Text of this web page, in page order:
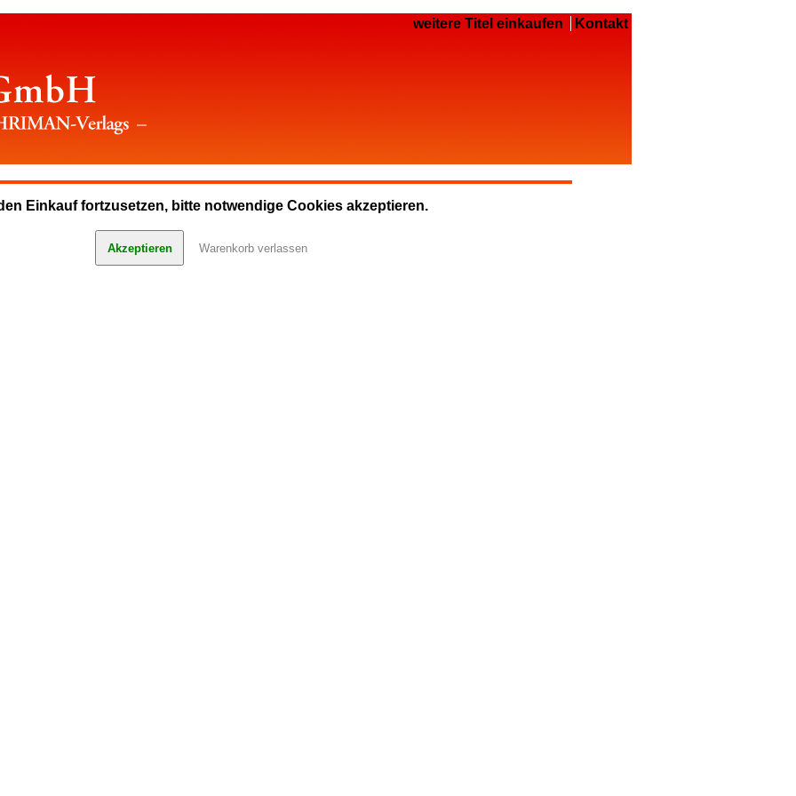
weitere Titel einkaufen Kontakt
Einkauf fortzusetzen, bitte notwendige Cookies akzeptieren.
Akzeptieren Warenkorb verlassen